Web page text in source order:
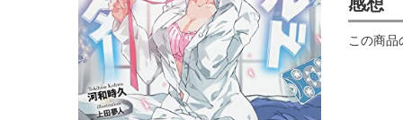
この商品